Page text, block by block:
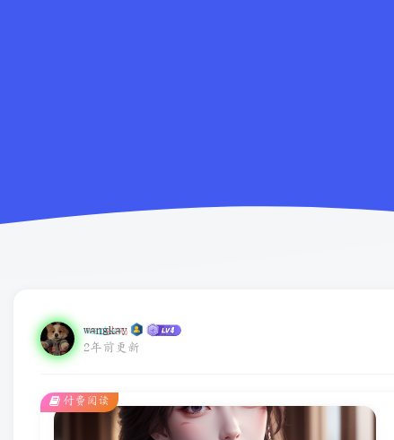
wangkay
2年前更新
付费阅读